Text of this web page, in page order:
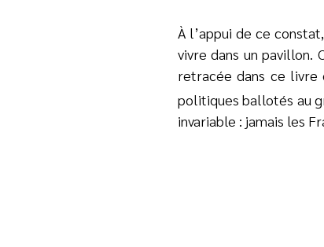
À l’appui de ce
vivre dans un pavillon.
retracée dans ce livre
politiques ballotés au
invariable : jamais les